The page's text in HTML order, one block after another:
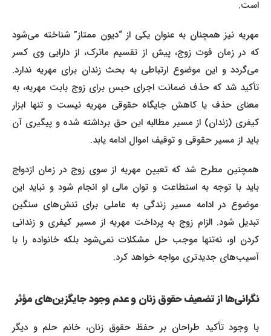
است.
مهریه نیز همچنان به عنوان یکی از “دیون ممتاز” شناخته می‌شود
که در زمان فوت زوج، پیش از تقسیم ماترک، از دارایی وی کسر
می‌گردد و این موضوع ارتباطی به بحث زندان برای مهریه ندارد.
تأکید شد که حذف ضمانت اجرای حبس برای زوج بابت مهریه، به
معنای حذف یا کاهش جایگاه حقوقی مهریه نیست و تنها ابزار
کیفری (زندان) از مسیر مطالبه این حق برداشته شده و پیگیری آن
باید از مسیر حقوقی و توقیف اموال ادامه یابد.
همچنین مطرح شد که تعیین مهریه از سوی زوج در زمان ازدواج
باید با توجه به استطاعت و توان مالی او انجام شود و نباید این
موضوع در ادامه مسیر زندگی به عاملی برای تنش‌های سنگین
تبدیل شود. الزام زوج به پرداخت مهریه از مسیر کیفری و زندانی
کردن او، نه‌تنها موجب حل مشکلات نمی‌شود بلکه خانواده را با
آسیب‌های جدیدتری مواجه خواهد کرد.
نگرانی‌ها از تضعیف حقوق زنان و عدم وجود جایگزین‌های مؤثر
با وجود تأکید طراحان بر حفظ حقوق زنان، خانم حلم و دیگر